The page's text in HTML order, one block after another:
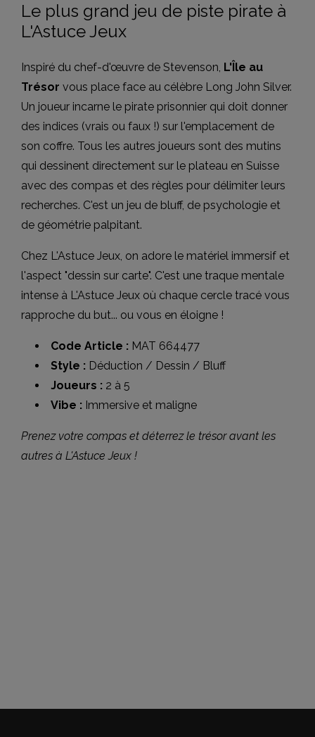
Le plus grand jeu de piste pirate à
L'Astuce Jeux
Inspiré du chef-d'œuvre de Stevenson, L'Île au
Trésor vous place face au célèbre Long John Silver.
Un joueur incarne le pirate prisonnier qui doit donner
des indices (vrais ou faux !) sur l'emplacement de
son coffre. Tous les autres joueurs sont des mutins
qui dessinent directement sur le plateau en Suisse
avec des compas et des règles pour délimiter leurs
recherches. C'est un jeu de bluff, de psychologie et
de géométrie palpitant.
Chez L'Astuce Jeux, on adore le matériel immersif et
l'aspect "dessin sur carte". C'est une traque mentale
intense à L'Astuce Jeux où chaque cercle tracé vous
rapproche du but... ou vous en éloigne !
Code Article : MAT 664477
Style : Déduction / Dessin / Bluff
Joueurs : 2 à 5
Vibe : Immersive et maligne
Prenez votre compas et déterrez le trésor avant les
autres à L'Astuce Jeux !